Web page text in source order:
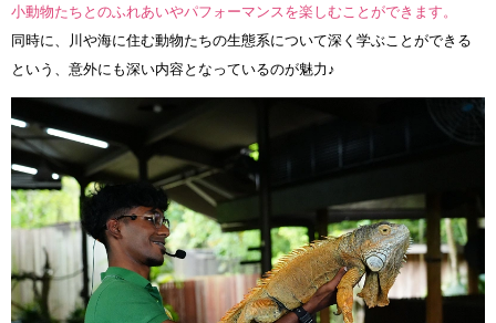
小動物たちとのふれあいやパフォーマンスを楽しむことができます。
同時に、川や海に住む動物たちの生態系について深く学ぶことができる
という、意外にも深い内容となっているのが魅力♪